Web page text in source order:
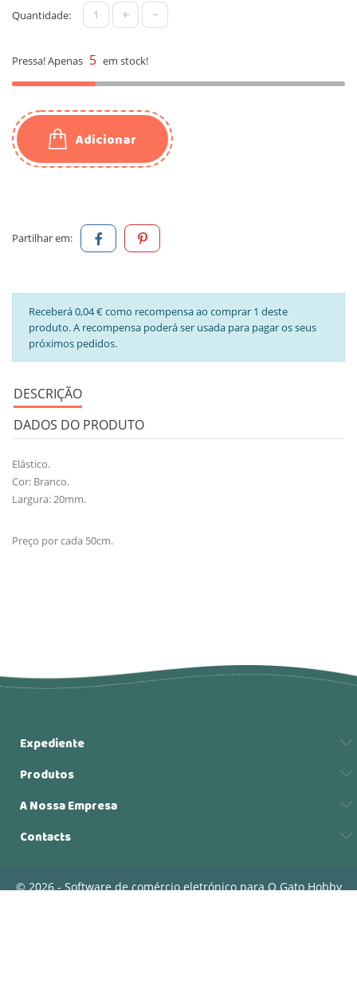
Quantidade: + -
Pressa! Apenas 5 em stock!
Adicionar
Partilhar em:
Receberá 0,04 € como recompensa ao comprar 1 deste
produto. A recompensa poderá ser usada para pagar os seus
próximos pedidos.
DESCRIÇÃO
DADOS DO PRODUTO
Elástico.
Cor: Branco.
Largura: 20mm.
Preço por cada 50cm.
Expediente
Produtos
A Nossa Empresa
Contacts
© 2026 - Software de comércio eletrónico para O Gato Hobby